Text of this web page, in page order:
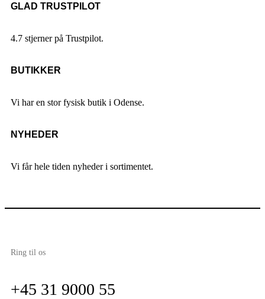
GLAD TRUSTPILOT
4.7 stjerner på Trustpilot.
BUTIKKER
Vi har en stor fysisk butik i Odense.
NYHEDER
Vi får hele tiden nyheder i sortimentet.
Ring til os
+45 31 9000 55